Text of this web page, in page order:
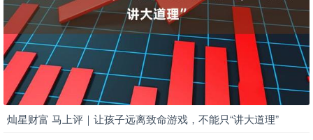
灿星财富 马上评｜让孩子远离致命游戏，不能只“讲大道理”